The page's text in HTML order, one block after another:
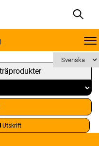
Utskrift